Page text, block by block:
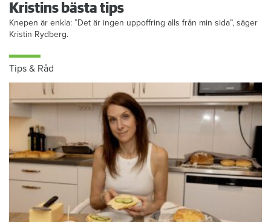
Kristins bästa tips
Knepen är enkla: ”Det är ingen uppoffring alls från min sida”, säger
Kristin Rydberg.
Tips & Råd